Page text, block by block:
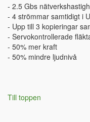
- 2.5 Gbs
- 4 strömmar samtidigt i
- Upp till 3 kopieringar
- Servokontrollerade
- 50% mer kraft
- 50% mindre ljudnivå
Till toppen